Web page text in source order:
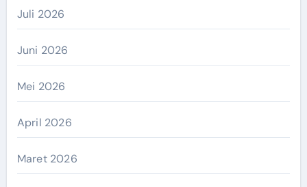
Juli 2026
Juni 2026
Mei 2026
April 2026
Maret 2026